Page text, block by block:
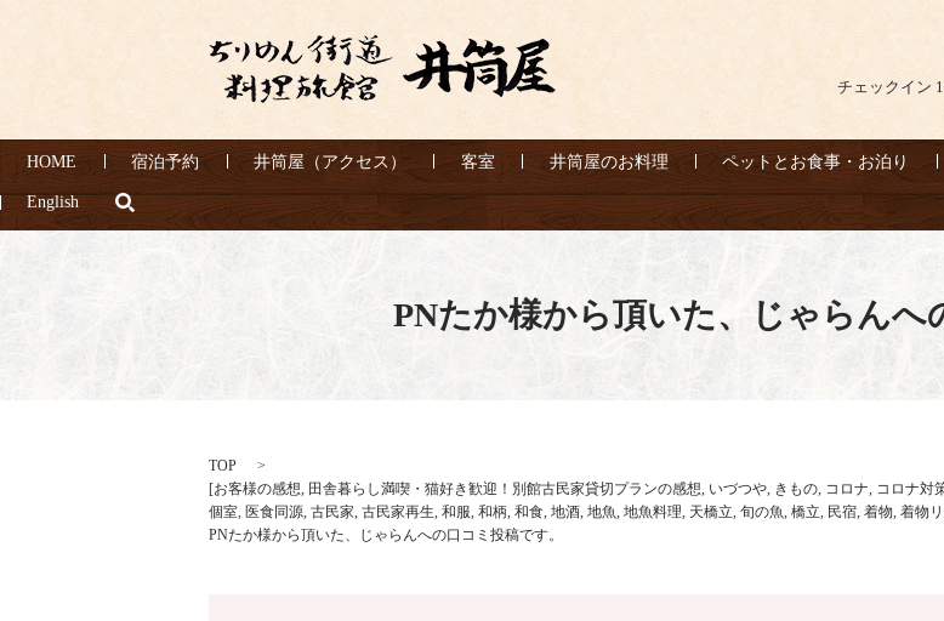
チェックイン
HOME 宿泊予約 井筒屋（アクセス） 客室 井筒屋のお料理 ペットとお食事・お泊り
English
PNたか様から頂いた、じゃらんへ
TOP
[お客様の感想, 田舎暮らし満喫・猫好き歓迎！別館古民家貸切プランの感想, いづつや, きもの, コロナ, コロナ対
個室, 医食同源, 古民家, 古民家再生, 和服, 和柄, 和食, 地酒, 地魚, 地魚料理, 天橋立, 旬の魚, 橋立, 民宿, 着物, 着物
PNたか様から頂いた、じゃらんへの口コミ投稿です。